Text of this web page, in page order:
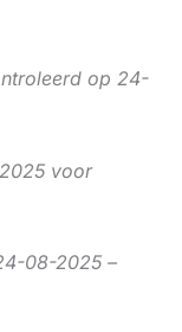
op 24-
voor
08-2025 –